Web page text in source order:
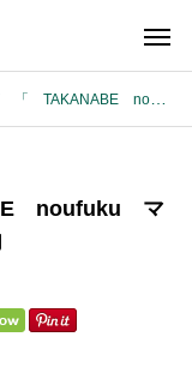
noufuku マルシェ 」 販売会開催の御案内
noufuku マ